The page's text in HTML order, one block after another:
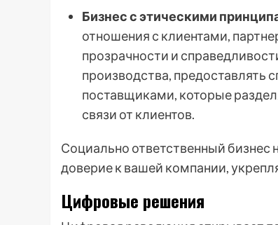
Бизнес с этическими
отношения с клиентами,
прозрачности и
производства, предоставлять
поставщиками, которые
связи от клиентов.
Социально ответственный бизнес
доверие к вашей компании,
Цифровые решения